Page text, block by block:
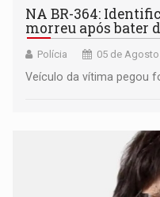
NA BR-364:
morreu após bater
Polícia 05 de Agosto
Veículo da vítima pegou